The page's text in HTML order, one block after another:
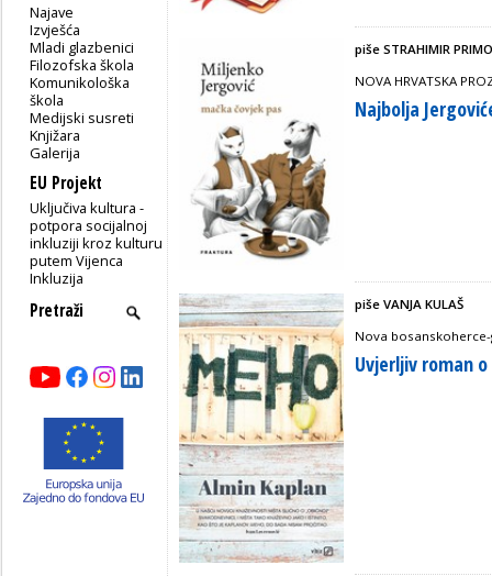
Najave
Izvješća
Mladi glazbenici
Filozofska škola
Komunikološka
škola
Medijski susreti
Knjižara
Galerija
EU Projekt
Uključiva kultura -
potpora socijalnoj
inkluziji kroz kulturu
putem Vijenca
Inkluzija
piše STRAHIMIR
NOVA HRVATSKA
Najbolja
piše VANJA KULAŠ
Nova
Uvjerljiv roman